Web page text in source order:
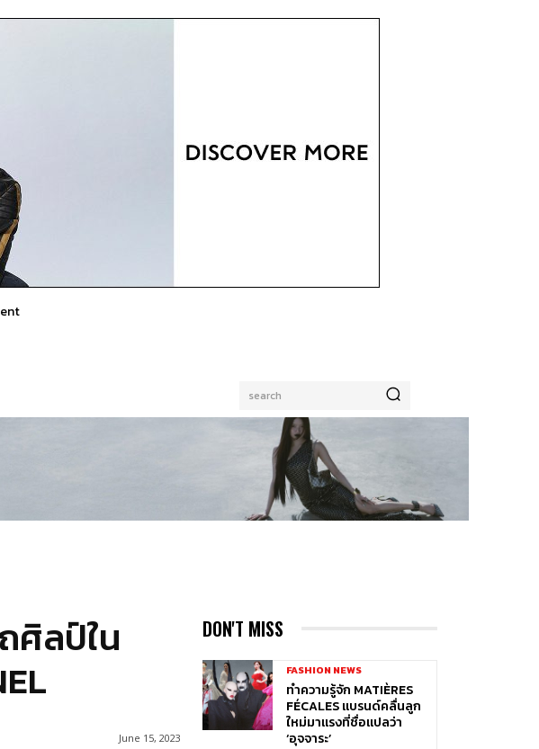
search
ศิลป์ใน
June 15, 2023
DON'T MISS
FASHION NEWS
ทำความรู้จัก MATIÈRES
FÉCALES แบรนด์คลื่นลูก
ใหม่มาแรงที่ชื่อแปลว่า
‘อุจจาระ’